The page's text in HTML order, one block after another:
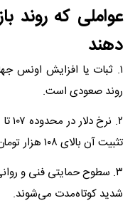
عواملی که روند
دهند
روند صعودی است.
تثبیت آن بالای ۱۰۸ هزار تومان، روند صعودی بازار را تقویت می‌کند.
۳. سطوح حمایتی فنی و
شدید کوتاه‌مدت می‌شوند.